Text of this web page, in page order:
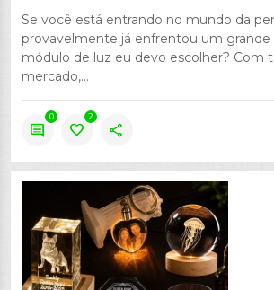
Se você está entrando no mundo da
provavelmente já enfrentou um grande
módulo de luz eu devo escolher? Com
mercado,...
comment
0
favorite
2
share